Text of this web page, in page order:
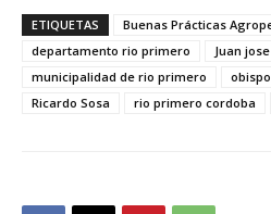
ETIQUETAS Buenas Prácticas
departamento rio primero
Juan
municipalidad de rio primero
Ricardo Sosa
rio primero cordoba